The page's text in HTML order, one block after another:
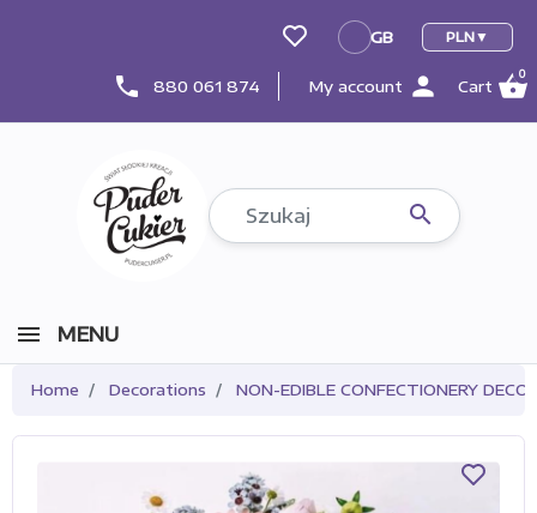
GB
GB PLN
phone 880 061 874 My account person Cart shopping_basket
0

MENU
Home Decorations NON-EDIBLE CONFECTIONERY